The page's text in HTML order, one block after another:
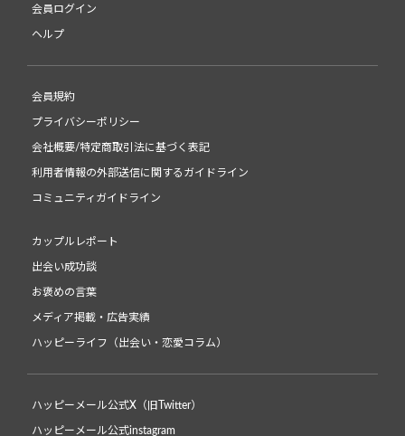
会員ログイン
ヘルプ
会員規約
プライバシーポリシー
会社概要/特定商取引法に基づく表記
利用者情報の外部送信に関するガイドライン
コミュニティガイドライン
カップルレポート
出会い成功談
お褒めの言葉
メディア掲載・広告実績
ハッピーライフ（出会い・恋愛コラム）
ハッピーメール公式X（旧Twitter）
ハッピーメール公式instagram